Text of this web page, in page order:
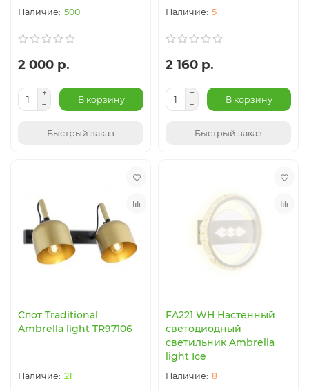
500
2 000 р.
В корзину
Быстрый заказ
5
2 160 р.
В корзину
Быстрый заказ
Cпот Traditional
Ambrella light TR97106
21
FA221 WH Настенный
светодиодный
светильник Ambrella
light Ice
8